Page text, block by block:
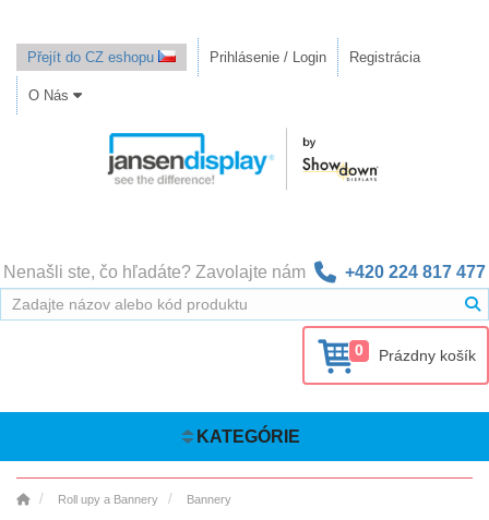
Přejít do CZ eshopu Prihlásenie / Login Registrácia
O Nás
Nenašli ste, čo hľadáte? Zavolajte nám +420 224 817 477
0 Prázdny košík
KATEGÓRIE
Roll upy a Bannery Bannery